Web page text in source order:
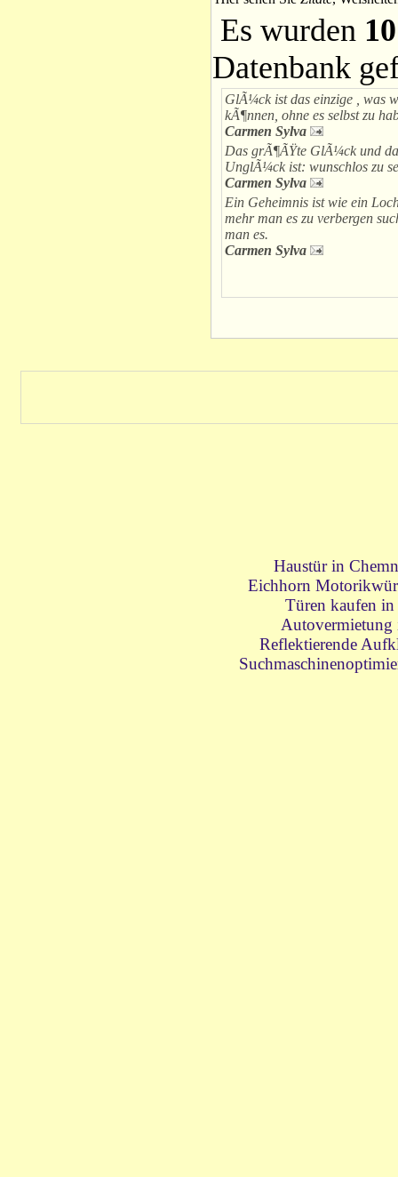
Es wurden 10
Datenbank
GlÃ¼ck ist das einzige , was
kÃ¶nnen, ohne es selbst zu
Carmen Sylva
Das grÃ¶ÃŸte GlÃ¼ck und
UnglÃ¼ck ist: wunschlos zu
Carmen Sylva
Ein Geheimnis ist wie ein
mehr man es zu verbergen
man es.
Carmen Sylva
Haustür in
Eichhorn
Türen kaufen in
Autovermietung
Reflektierende